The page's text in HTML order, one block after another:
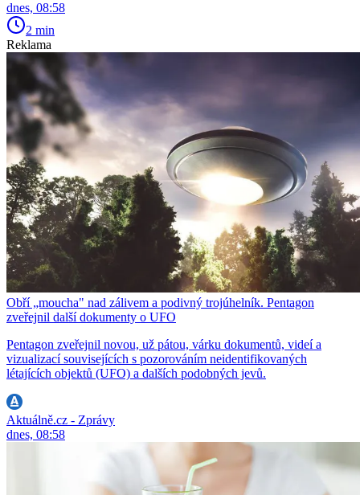
dnes, 08:58
2 min
Reklama
Obří „moucha" nad zálivem a podivný trojúhelník. Pentagon
zveřejnil další dokumenty o UFO
Pentagon zveřejnil novou, už pátou, várku dokumentů, videí a
vizualizací souvisejících s pozorováním neidentifikovaných
létajících objektů (UFO) a dalších podobných jevů.
Aktuálně.cz - Zprávy
dnes, 08:58